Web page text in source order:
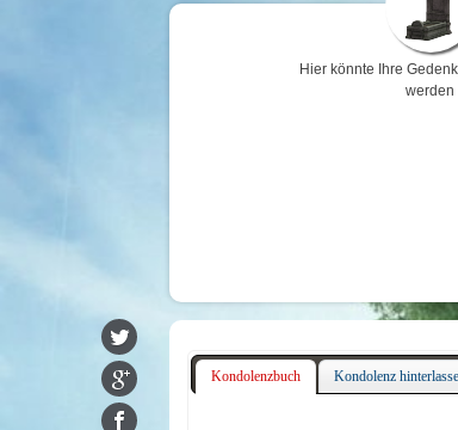
Hier könnte Ihre
werden
Kondolenzbuch Kondolenz